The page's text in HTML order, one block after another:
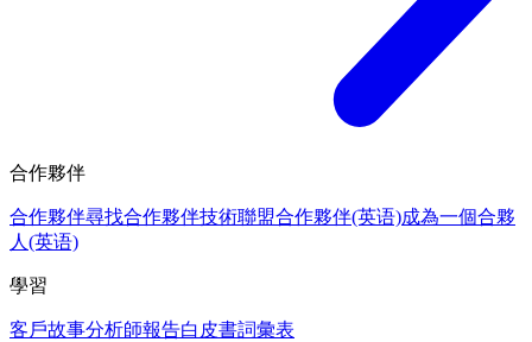
合作夥伴
合作夥伴尋找合作夥伴技術聯盟合作夥伴(英语)成為一個合夥
人(英语)
學習
客戶故事分析師報告白皮書詞彙表